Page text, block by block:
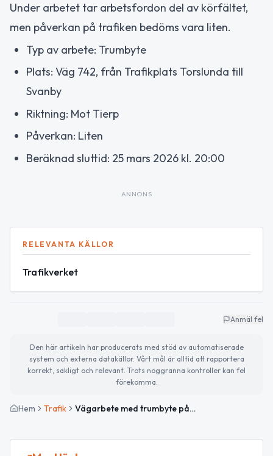
Under arbetet tar arbetsfordon del av körfältet,
men påverkan på trafiken bedöms vara liten.
Typ av arbete: Trumbyte
Plats: Väg 742, från Trafikplats Torslunda till
Svanby
Riktning: Mot Tierp
Påverkan: Liten
Beräknad sluttid: 25 mars 2026 kl. 20:00
ANNONS
RELEVANTA KÄLLOR
Trafikverket
Anmäl fel
Den här artikeln har producerats med stöd av automatiserade
system och externa datakällor. Vårt mål är alltid att rapportera
korrekt, sakligt och relevant. Trots noggranna kontroller kan fel
förekomma.
Hem Trafik Vägarbete med trumbyte på Väg 742 mellan Torslunda och Svanby